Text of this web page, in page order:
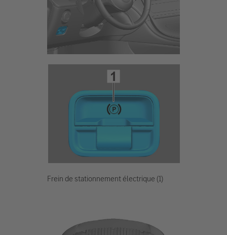
Frein de stationnement électrique (1)